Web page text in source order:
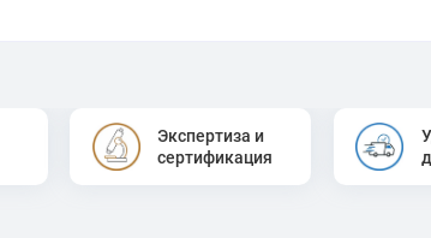
Экспертиза и
сертификация